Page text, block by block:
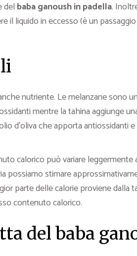
delbaba ganoush in padella.
il liquido in eccesso (è un
nutriente. Le melanzane sono
mentre la tahina aggiunge
d’oliva che apporta antiossidanti e
calorico può variare leggermente
possiamo stimare
parte delle calorie proviene dalla
contenuto calorico.
del baba